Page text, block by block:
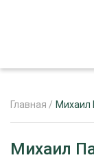
ЖУРНАЛ
Главная / Михаил
Михаил